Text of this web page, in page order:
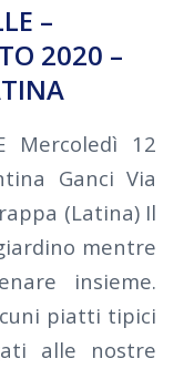
–
2020 –
Mercoledì 12
Ganci Via
(Latina) Il
mentre
insieme.
piatti tipici
alle nostre